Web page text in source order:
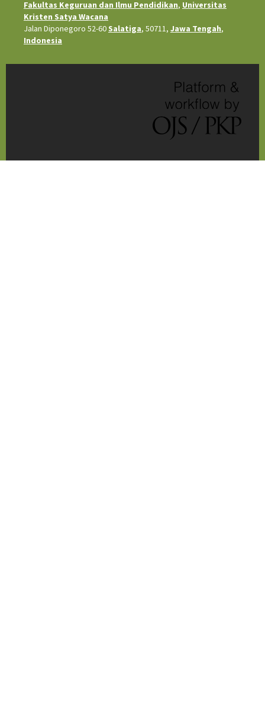
Fakultas Keguruan dan Ilmu Pendidikan, Universitas
Kristen Satya Wacana
Jalan Diponegoro 52-60Salatiga, 50711, Jawa Tengah,
Indonesia